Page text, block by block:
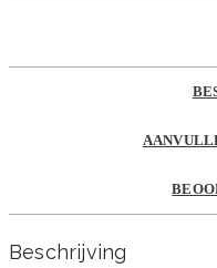
Beschrijving